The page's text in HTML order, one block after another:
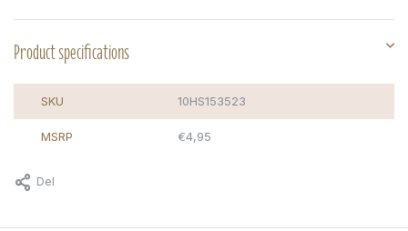
Product specifications
SKU 10HS153523
MSRP €4,95
Del